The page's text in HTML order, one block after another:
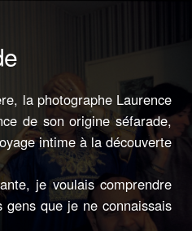
la photographe Laurence
de son origine séfarade,
intime à la découverte
je voulais comprendre
que je ne connaissais